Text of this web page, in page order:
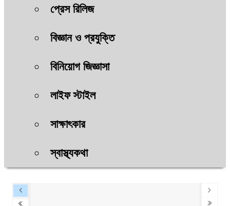
প্রেস রিলিজ
বিজ্ঞান ও প্রযুক্তি
বিনিয়োগ জিজ্ঞাসা
লাইফ স্টাইল
সাক্ষাৎকার
স্বাস্থ্যকথা